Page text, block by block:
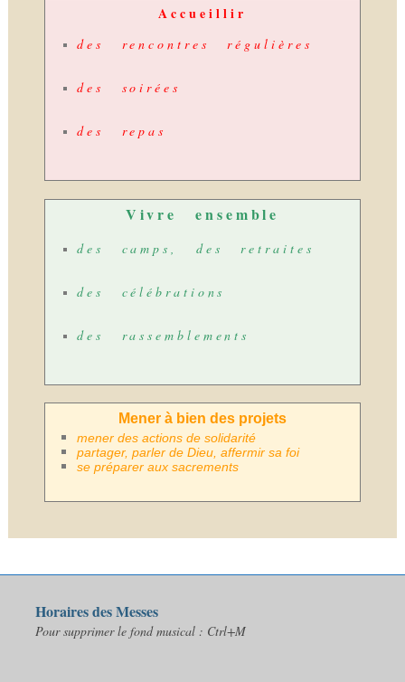
Accueillir
des rencontres régulières
des soirées
des repas
Vivre ensemble
des camps, des retraites
des célébrations
des rassemblements
Mener à bien des projets
mener des actions de solidarité
partager, parler de Dieu, affermir sa foi
se préparer aux sacrements
Horaires des Messes
Pour supprimer le fond musical : Ctrl+M